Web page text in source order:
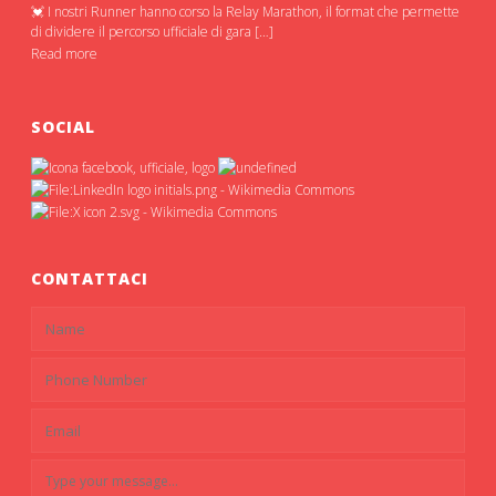
💓 I nostri Runner hanno corso la Relay Marathon, il format che permette
di dividere il percorso ufficiale di gara […]
Read more
SOCIAL
CONTATTACI